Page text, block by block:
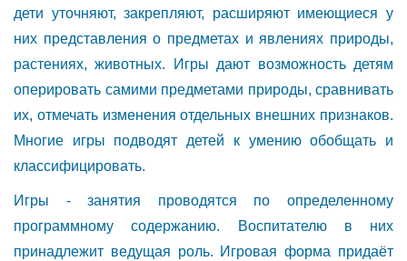
дети уточняют, закрепляют, расширяют имеющиеся у
них представления о предметах и явлениях природы,
растениях, животных. Игры дают возможность детям
оперировать самими предметами природы, сравнивать
их, отмечать изменения отдельных внешних признаков.
Многие игры подводят детей к умению обобщать и
классифицировать.
Игры - занятия проводятся по определенному
программному содержанию. Воспитателю в них
принадлежит ведущая роль. Игровая форма придаёт